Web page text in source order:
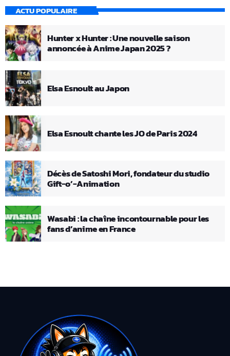
ACTU POPULAIRE
Hunter x Hunter : Une nouvelle saison
annoncée à Anime Japan 2025 ?
Elsa Esnoult au Japon
Elsa Esnoult chante les JO de Paris 2024
Décès de Satoshi Mori, fondateur du studio
Gift-o’-Animation
Wasabi : la chaîne incontournable pour les
fans d’anime en France